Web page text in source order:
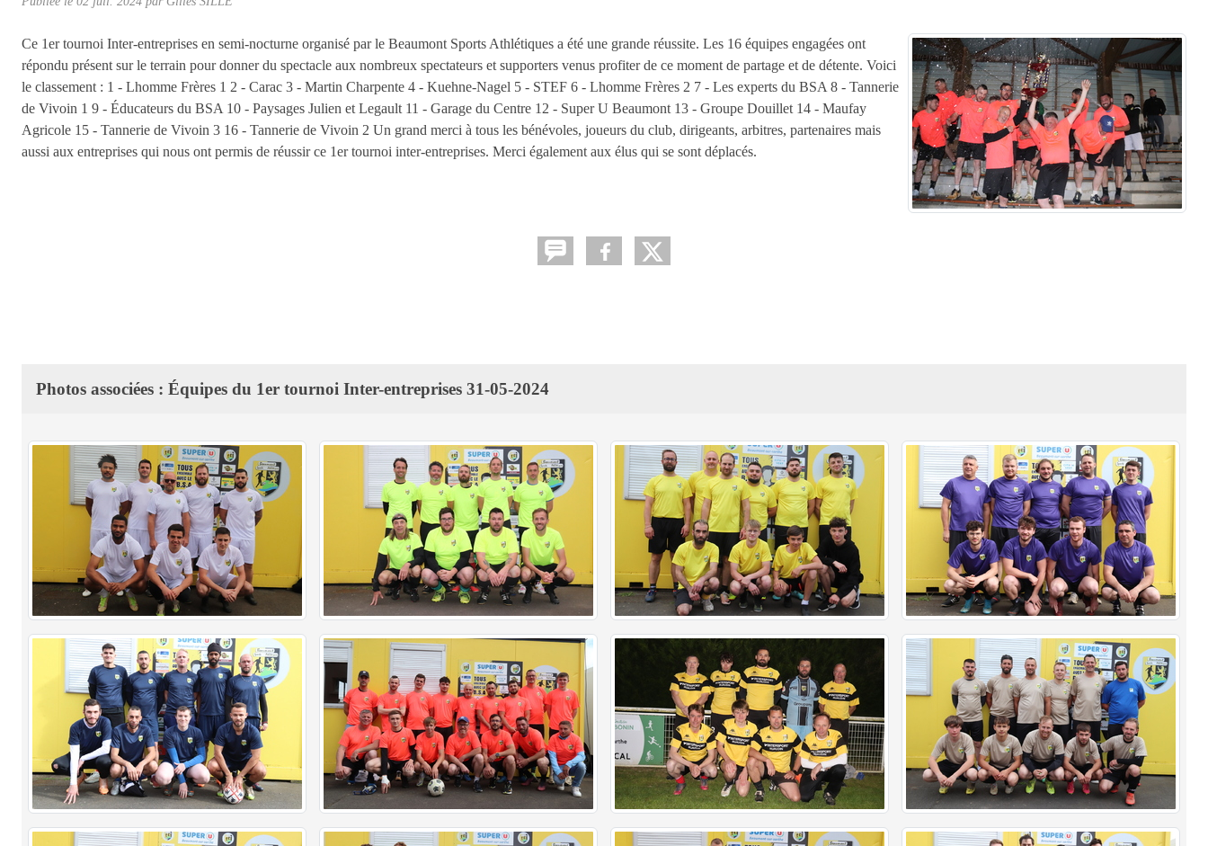
Ce 1er tournoi Inter-entreprises en semi-nocturne organisé par le Beaumont Sports Athlétiques a été une grande réussite. Les 16 équipes engagées ont
répondu présent sur le terrain pour donner du spectacle aux nombreux spectateurs et supporters venus profiter de ce moment de partage et de détente. Voici
le classement : 1 - Lhomme Frères 1 2 - Carac 3 - Martin Charpente 4 - Kuehne-Nagel 5 - STEF 6 - Lhomme Frères 2 7 - Les experts du BSA 8 - Tannerie
de Vivoin 1 9 - Éducateurs du BSA 10 - Paysages Julien et Legault 11 - Garage du Centre 12 - Super U Beaumont 13 - Groupe Douillet 14 - Maufay
Agricole 15 - Tannerie de Vivoin 3 16 - Tannerie de Vivoin 2 Un grand merci à tous les bénévoles, joueurs du club, dirigeants, arbitres, partenaires mais
aussi aux entreprises qui nous ont permis de réussir ce 1er tournoi inter-entreprises. Merci également aux élus qui se sont déplacés.
Photos associées : Équipes du 1er tournoi Inter-entreprises 31-05-2024